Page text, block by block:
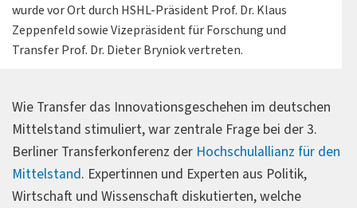
wurde vor Ort durch HSHL-Präsident Prof. Dr. Klaus
Zeppenfeld sowie Vizepräsident für Forschung und
Transfer Prof. Dr. Dieter Bryniok vertreten.
Wie Transfer das Innovationsgeschehen im deutschen
Mittelstand stimuliert, war zentrale Frage bei der 3.
Berliner Transferkonferenz der Hochschulallianz für den
Mittelstand. Expertinnen und Experten aus Politik,
Wirtschaft und Wissenschaft diskutierten, welche